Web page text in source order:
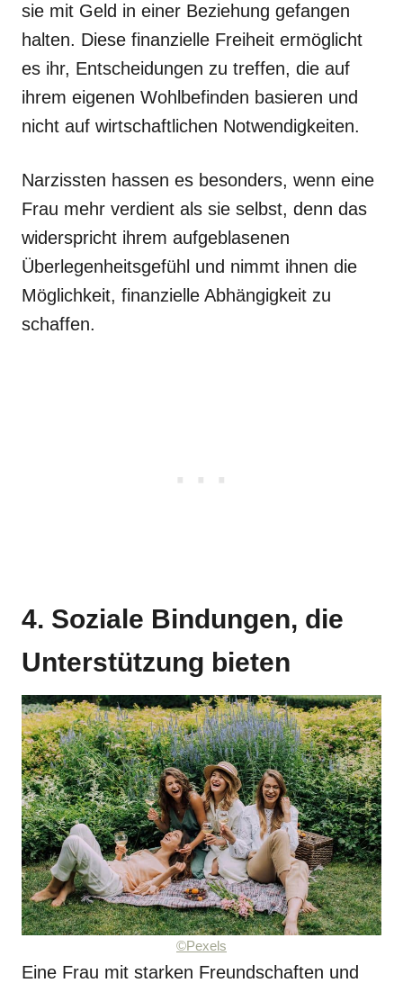
sie mit Geld in einer Beziehung gefangen
halten. Diese finanzielle Freiheit ermöglicht
es ihr, Entscheidungen zu treffen, die auf
ihrem eigenen Wohlbefinden basieren und
nicht auf wirtschaftlichen Notwendigkeiten.
Narzissten hassen es besonders, wenn eine
Frau mehr verdient als sie selbst, denn das
widerspricht ihrem aufgeblasenen
Überlegenheitsgefühl und nimmt ihnen die
Möglichkeit, finanzielle Abhängigkeit zu
schaffen.
4. Soziale Bindungen, die
Unterstützung bieten
©Pexels
Eine Frau mit starken Freundschaften und